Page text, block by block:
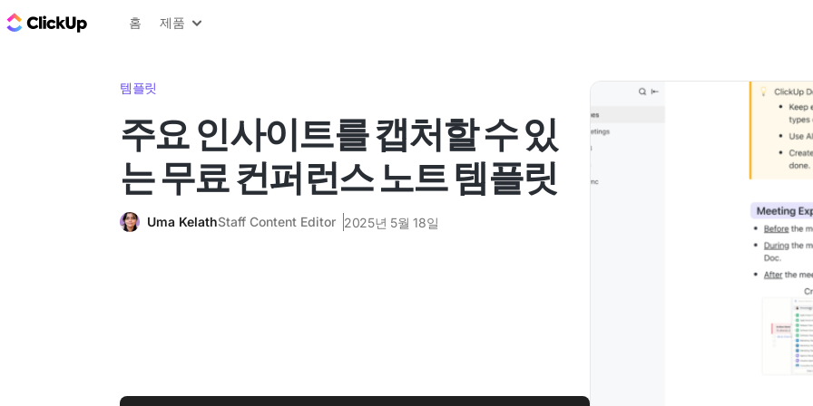
ClickUp 블로그
홈 제품
템플릿
주요 인사이트를 캡처할 수 있
는 무료 컨퍼런스 노트 템플릿
Uma KelathStaff Content Editor 2025년 5월 18일